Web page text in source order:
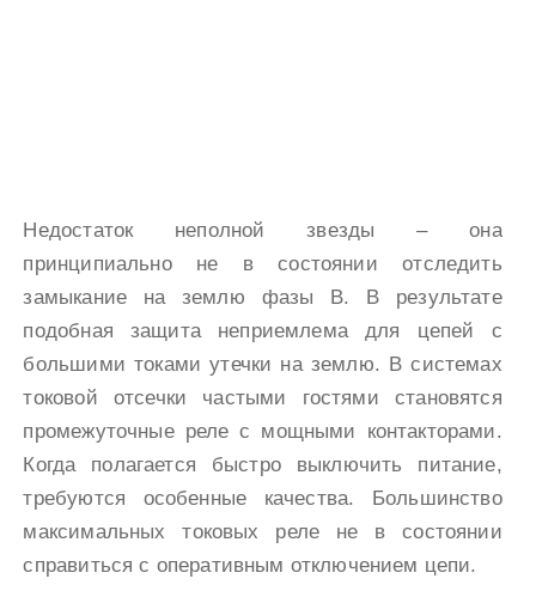
Недостаток неполной звезды – она
принципиально не в состоянии отследить
замыкание на землю фазы В. В результате
подобная защита неприемлема для цепей с
большими токами утечки на землю. В системах
токовой отсечки частыми гостями становятся
промежуточные реле с мощными контакторами.
Когда полагается быстро выключить питание,
требуются особенные качества. Большинство
максимальных токовых реле не в состоянии
справиться с оперативным отключением цепи.